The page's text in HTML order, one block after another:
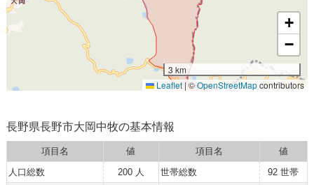
+
−
3 km
Leaflet |©OpenStreetMapcontributors
長野県長野市大岡中牧の基本情報
項目名 値 項目名
値
人口総数
200 人 世帯総数
92 世帯